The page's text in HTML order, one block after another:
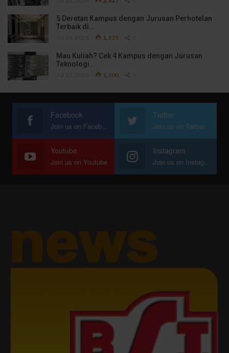
5 Deretan Kampus dengan Jurusan Perhotelan
Terbaik di…
1,375
Mau Kuliah? Cek 4 Kampus dengan Jurusan
Teknologi…
1,300
Facebook
Join us on Facebook
Twitter
Join us on Twitter
Youtube
Join us on Youtube
Instagram
Join us on Instagram